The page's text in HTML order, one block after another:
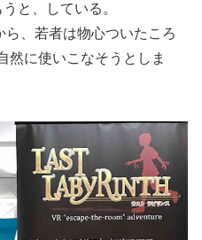
と、している。
ら、若者は物心ついたころ
然に使いこなそうとしま